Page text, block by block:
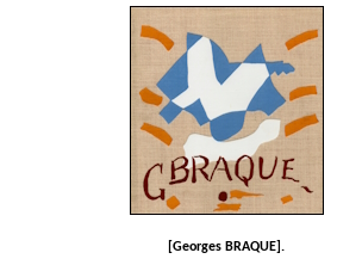
[Georges BRAQUE].